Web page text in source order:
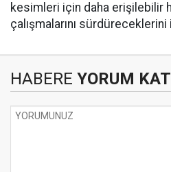
kesimleri için daha erişilebilir
çalışmalarını
HABERE YORUM KAT